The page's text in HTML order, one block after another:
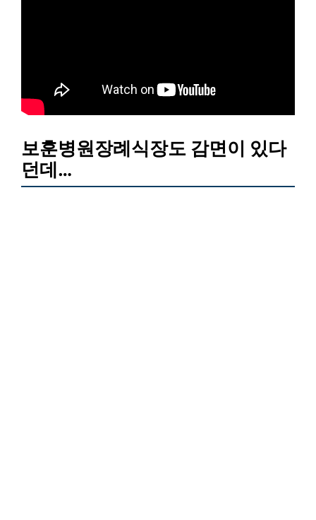
보훈병원장례식장도 감면이 있다
던데…